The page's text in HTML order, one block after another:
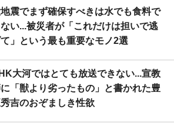
震でまず確保すべきは水でも食料で
ない...被災者が「これだけは担いで逃
」という最も重要なモノ2選
大河ではとても放送できない...宣教
「獣より劣ったもの」と書かれた豊
秀吉のおぞましき性欲